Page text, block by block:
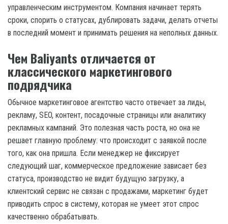
управленческим инструментом. Компания начинает терять
сроки, спорить о статусах, дублировать задачи, делать отчеты
в последний момент и принимать решения на неполных данных.
Чем Baliyants отличается от
классического маркетингового
подрядчика
Обычное маркетинговое агентство часто отвечает за лиды,
рекламу, SEO, контент, посадочные страницы или аналитику
рекламных кампаний. Это полезная часть роста, но она не
решает главную проблему: что происходит с заявкой после
того, как она пришла. Если менеджер не фиксирует
следующий шаг, коммерческое предложение зависает без
статуса, производство не видит будущую загрузку, а
клиентский сервис не связан с продажами, маркетинг будет
приводить спрос в систему, которая не умеет этот спрос
качественно обрабатывать.